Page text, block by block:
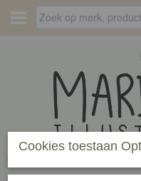
Cookies toestaan